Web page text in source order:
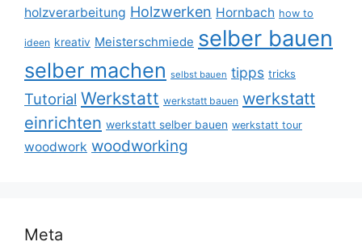
holzverarbeitung Holzwerken Hornbach how to
ideen kreativ Meisterschmiede selber bauen
selber machen selbst bauen tipps tricks
Tutorial Werkstatt werkstatt bauen werkstatt
einrichten werkstatt selber bauen werkstatt tour
woodwork woodworking
Meta